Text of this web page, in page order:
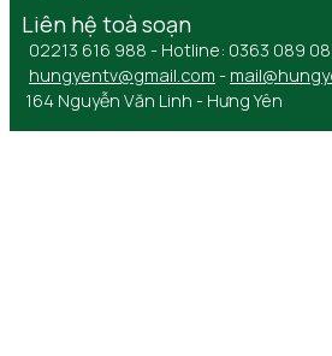
Liên hệ toà soạn
02213 616 988 - Hotline: 0363 089
hungyentv@gmail.com -
164 Nguyễn Văn Linh - Hưng Yên